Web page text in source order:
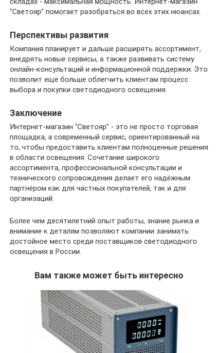
"Светояр" помогает разобраться во всех этих нюансах.
Перспективы развития
Компания планирует и дальше расширять ассортимент,
внедрять новые сервисы, а также развивать систему
онлайн-консультаций и информационной поддержки. Это
позволит ещё больше облегчить клиентам процесс
выбора и покупки светодиодного освещения.
Заключение
Интернет-магазин "Светояр" - это не просто торговая
площадка, а современный сервис, ориентированный на
то, чтобы предоставить клиентам полноценные решения
в области освещения. Сочетание широкого
ассортимента, профессиональной консультации и
технического сопровождения делает его надёжным
партнёром как для частных покупателей, так и для
организаций.
Более чем десятилетний опыт работы, знание рынка и
внимание к деталям позволяют компании занимать
достойное место среди поставщиков светодиодного
освещения в России.
Вам также может быть интересно